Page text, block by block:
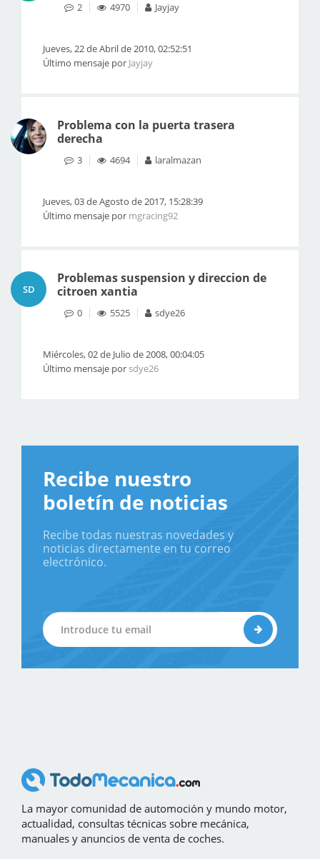
2 4970 Jayjay
Jueves, 22 de Abril de 2010, 02:52:51
Último mensaje por Jayjay
Problema con la puerta trasera
derecha
3 4694 laralmazan
Jueves, 03 de Agosto de 2017, 15:28:39
Último mensaje por mgracing92
SD
Problemas suspension y direccion de
citroen xantia
0 5525 sdye26
Miércoles, 02 de Julio de 2008, 00:04:05
Último mensaje porsdye26
Recibe nuestro
boletín de noticias
Recibe todas nuestras novedades y
noticias directamente en tu correo
electrónico.
La mayor comunidad de automoción y mundo motor,
actualidad, consultas técnicas sobre mecánica,
manuales y anuncios de venta de coches.